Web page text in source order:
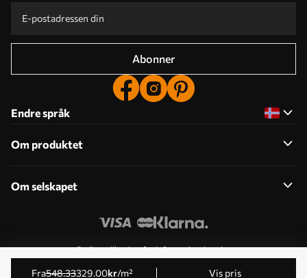
fra548.33329.00kr/m² Vis pris
Abonner
Endre språk
Om produktet
Om selskapet
Rediger tillatelser for informasjonskapsler
© 2011-2026 Uwalls . Alle rettigheter forbeholdt. Drives av